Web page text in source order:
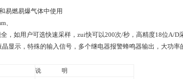
易燃易爆气体中使用
、
，如用户可选快速采样，zui快可以200次/秒，高精度18位A/D
显示，特殊的输入信号，多个继电器报警蜂鸣器输出，大功率
说
明